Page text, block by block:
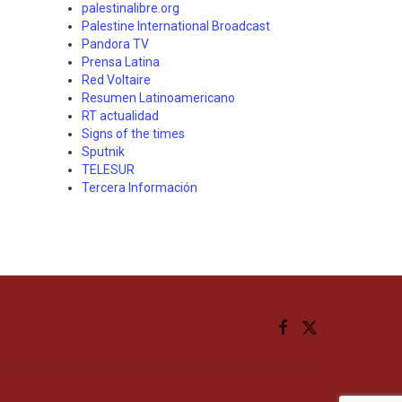
palestinalibre.org
Palestine International Broadcast
Pandora TV
Prensa Latina
Red Voltaire
Resumen Latinoamericano
RT actualidad
Signs of the times
Sputnik
TELESUR
Tercera Información